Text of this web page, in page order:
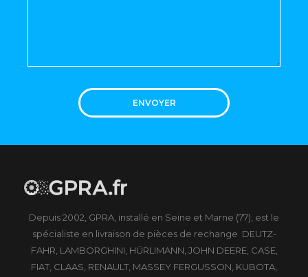
ENVOYER
Depuis 2002, GPRA, installé en Seine et Marne (77), est le
spécialiste en livraison de pièces de rechange DEUTZ-
FAHR, LAMBORGHINI, HÜRLIMANN, JOHN DEERE, CASE,
FIAT, CLAAS, RENAULT, MASSEY FERGUSSON, KUBOTA,